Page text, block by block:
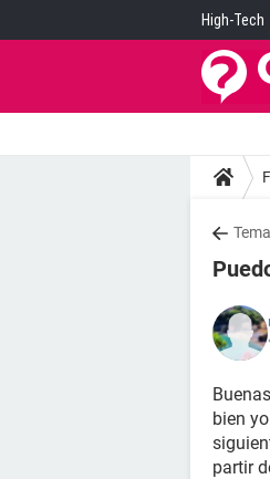
High-Tech
bien
partir